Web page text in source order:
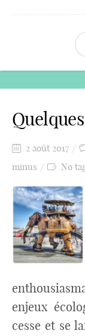
2 août 2017
minus
No
enjeux
cesse et se